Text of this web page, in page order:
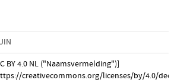
BY 4.0 NL ("Naamsvermelding")]
creativecommons.org/licenses/by/4.0/